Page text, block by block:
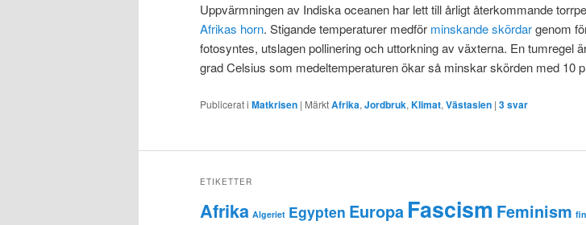
Uppvärmningen av Indiska oceanen har lett till årligt återkommande
Afrikas horn. Stigande temperaturer medför minskande skördargenom
fotosyntes, utslagen pollinering och uttorkning av växterna. En tumregel
grad Celsius som medeltemperaturen ökar så minskar skörden med 10
Publicerat i Matkrisen | MärktAfrika, Jordbruk, Klimat, Västasien | 3svar
ETIKETTER
Afrika Algeriet Egypten Europa Fascism Feminism